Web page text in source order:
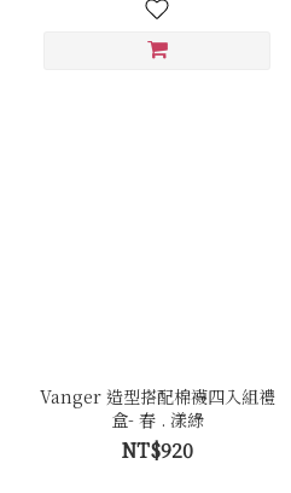
Vanger 造型搭配棉襪四入組禮
盒- 春 . 漾綠
NT$920